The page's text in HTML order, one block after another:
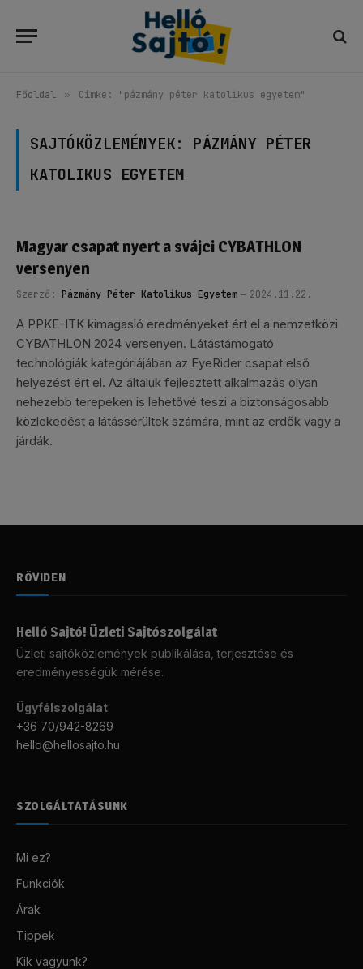
Főoldal » Címke: "pázmány péter katolikus egyetem"
SAJTÓKÖZLEMÉNYEK: PÁZMÁNY PÉTER
KATOLIKUS EGYETEM
Magyar csapat nyert a svájci CYBATHLON
versenyen
Szerző: Pázmány Péter Katolikus Egyetem 2024.11.22.
A PPKE-ITK kimagasló eredményeket ért el a nemzetközi
CYBATHLON 2024 versenyen. Látástámogató
technológiák kategóriájában az EyeRider csapat első
helyezést ért el. Az általuk fejlesztett alkalmazás olyan
nehezebb terepeken is lehetővé teszi a biztonságosabb
közlekedést a látássérültek számára, mint az erdők vagy a
járdák.
RÖVIDEN
Helló Sajtó! Üzleti Sajtószolgálat
Üzleti sajtóközlemények publikálása, terjesztése és
eredményességük mérése.
Ügyfélszolgálat:
+36 70/942-8269
hello@hellosajto.hu
SZOLGÁLTATÁSUNK
Mi ez?
Funkciók
Árak
Tippek
Kik vagyunk?